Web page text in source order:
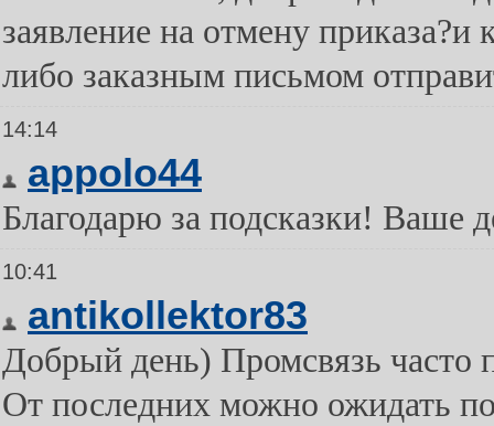
заявление на отмену
либо заказным письмом
14:14
appolo44
Благодарю за подсказки! Ваше
10:41
antikollektor83
Добрый день) Промсвязь часто
От последних можно ожидать